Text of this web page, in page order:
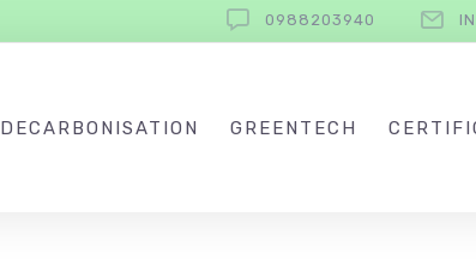
0988203940
DECARBONISATION GREENTECH